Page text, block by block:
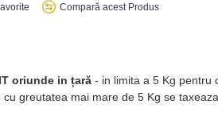
Compară acest Produs
oriunde in țară - in limita a 5 Kg pentru
cu greutatea mai mare de 5 Kg se